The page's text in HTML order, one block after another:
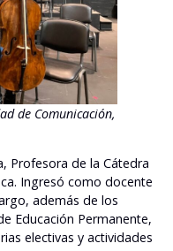
de Comunicación,
Profesora de la Cátedra
Ingresó como docente
además de los
Educación Permanente,
electivas y actividades